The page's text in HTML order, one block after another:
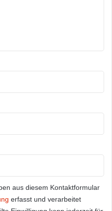
aus diesem Kontaktformular
erfasst und verarbeitet